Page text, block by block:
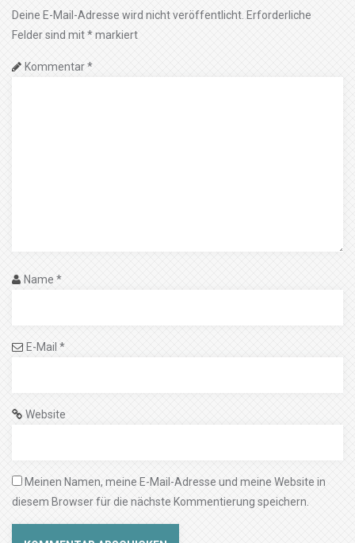
Deine E-Mail-Adresse wird nicht veröffentlicht. Erforderliche
Felder sind mit*markiert
Kommentar*
Name *
E-Mail *
Website
Meinen Namen, meine E-Mail-Adresse und meine Website in
diesem Browser für die nächste Kommentierung speichern.